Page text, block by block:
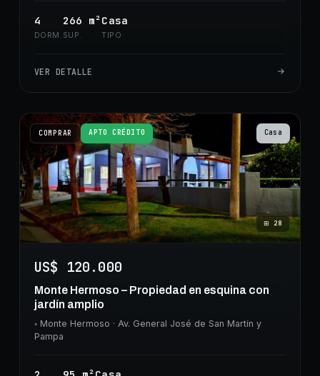
4
DORM.
266 m²
SUP.
Casa
TIPO
VER DETALLE
COMPRAR APTO CRÉDITO Casa
⊞ 28
US$ 120.000
Monte Hermoso – Propiedad en esquina con
jardín amplio
◦ Monte Hermoso · Av. General José de San Martín y
Pampa